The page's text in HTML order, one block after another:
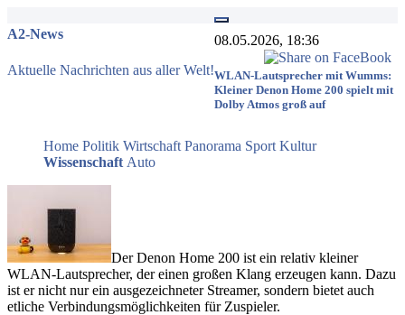
A2-News
Aktuelle Nachrichten aus aller Welt!
Home Politik Wirtschaft Panorama Sport Kultur
Wissenschaft Auto
08.05.2026, 18:36
WLAN-Lautsprecher mit Wumms:
Kleiner Denon Home 200 spielt mit
Dolby Atmos groß auf
Der Denon Home 200 ist ein relativ kleiner
WLAN-Lautsprecher, der einen großen Klang erzeugen kann. Dazu
ist er nicht nur ein ausgezeichneter Streamer, sondern bietet auch
etliche Verbindungsmöglichkeiten für Zuspieler.